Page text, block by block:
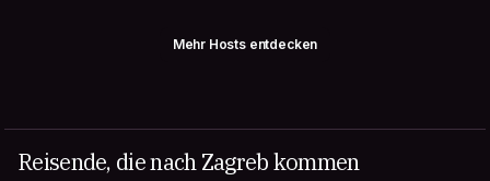
Mehr Hosts entdecken
Reisende, die nach Zagreb kommen